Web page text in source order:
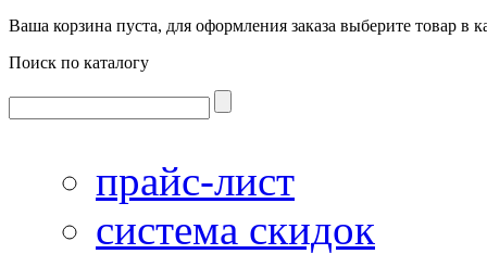
Ваша корзина пуста, для оформления заказа выберите товар в
Поиск по каталогу
прайс-лист
система скидок